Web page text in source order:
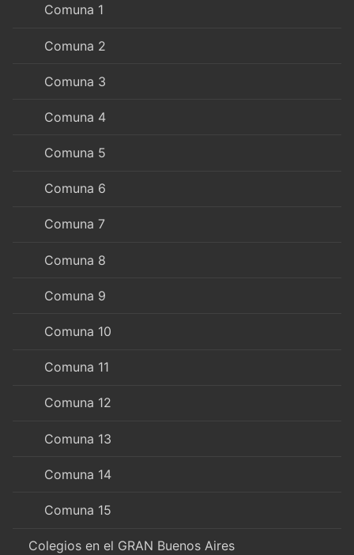
Comuna 1
Comuna 2
Comuna 3
Comuna 4
Comuna 5
Comuna 6
Comuna 7
Comuna 8
Comuna 9
Comuna 10
Comuna 11
Comuna 12
Comuna 13
Comuna 14
Comuna 15
Colegios en el GRAN Buenos Aires